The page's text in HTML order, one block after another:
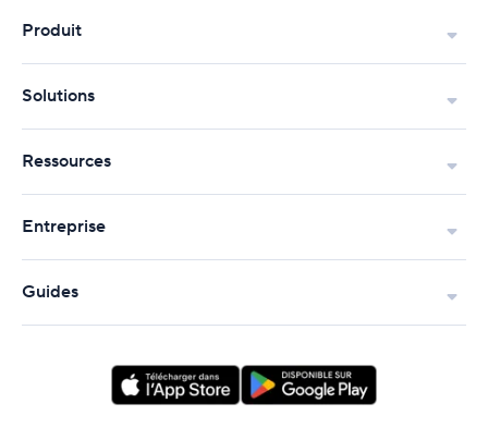
Produit
Solutions
Ressources
Entreprise
Guides